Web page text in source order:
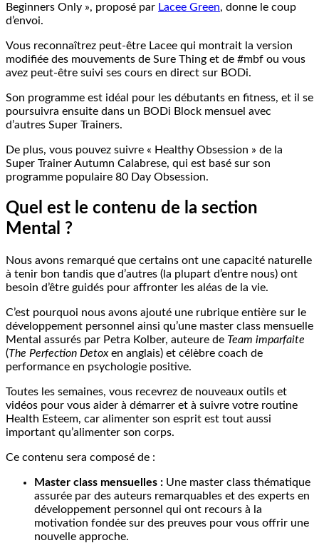
Beginners Only », proposé par Lacee Green, donne le coup
d’envoi.
Vous reconnaîtrez peut-être Lacee qui montrait la version
modifiée des mouvements de Sure Thing et de #mbf ou vous
avez peut-être suivi ses cours en direct sur BODi.
Son programme est idéal pour les débutants en fitness, et il se
poursuivra ensuite dans un BODi Block mensuel avec
d’autres Super Trainers.
De plus, vous pouvez suivre « Healthy Obsession » de la
Super Trainer Autumn Calabrese, qui est basé sur son
programme populaire 80 Day Obsession.
Quel est le contenu de la section
Mental ?
Nous avons remarqué que certains ont une capacité naturelle
à tenir bon tandis que d’autres (la plupart d’entre nous) ont
besoin d’être guidés pour affronter les aléas de la vie.
C’est pourquoi nous avons ajouté une rubrique entière sur le
développement personnel ainsi qu’une master class mensuelle
Mental assurés par Petra Kolber, auteure de Team imparfaite
(The Perfection Detoxen anglais) et célèbre coach de
performance en psychologie positive.
Toutes les semaines, vous recevrez de nouveaux outils et
vidéos pour vous aider à démarrer et à suivre votre routine
Health Esteem, car alimenter son esprit est tout aussi
important qu’alimenter son corps.
Ce contenu sera composé de :
Master class mensuelles : Une master class thématique
assurée par des auteurs remarquables et des experts en
développement personnel qui ont recours à la
motivation fondée sur des preuves pour vous offrir une
nouvelle approche.